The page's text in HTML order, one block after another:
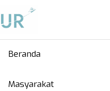
Beranda
Masyarakat